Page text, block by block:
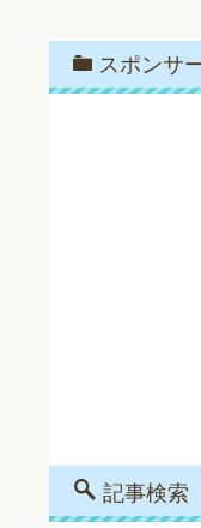
スポンサ
記事検索